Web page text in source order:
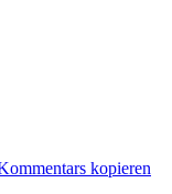
kopieren